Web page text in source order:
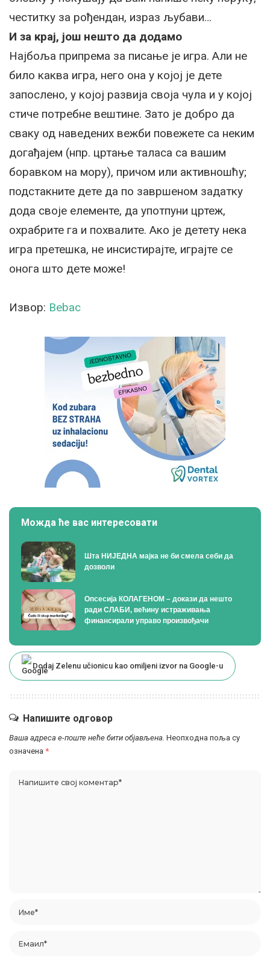
честитку за рођендан, израз љубави…
И за крај, још нешто да додамо
Најбоља припрема за писање је игра. Али не
било каква игра, него она у којој је дете
запослено, у којој развија своја чула и у којој
стиче потребне вештине. Зато је добро да
сваку од наведених вежби повежете са неким
догађајем (нпр. цртање таласа са вашим
боравком на мору), причом или активношћу;
подстакните дете да по завршеном задатку
дода своје елементе, да употпуни цртеж,
охрабрите га и похвалите. Ако је детету нека
игра претешка, не инсистирајте, играјте се
онога што дете може!
Извор: Bebac
Можда ће вас интересовати
Шта НИЈЕДНА мајка не би смела себи да
дозволи
Опсесија КОЛАГЕНОМ – докази да нешто
ради СЛАБИ, већину истраживања
финансирали управо произвођачи
Dodaj Zelenu učionicu kao omiljeni izvor na Google-u
Напишите одговор
Ваша адреса е-поште неће бити објављена. Неопходна поља су
означена *